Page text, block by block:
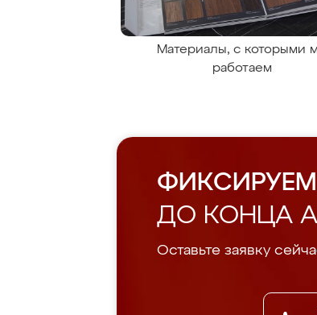
Материалы, с которыми
работаем
ДО КОНЦА
Оставьте заявку